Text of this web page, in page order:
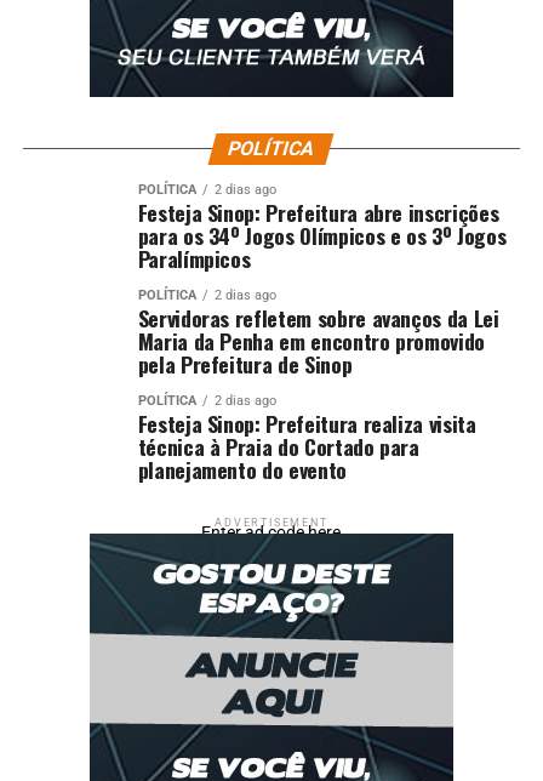
POLÍTICA
POLÍTICA 2 dias ago
Festeja Sinop: Prefeitura abre inscrições
para os 34º Jogos Olímpicos e os 3º Jogos
Paralímpicos
POLÍTICA 2 dias ago
Servidoras refletem sobre avanços da Lei
Maria da Penha em encontro promovido
pela Prefeitura de Sinop
POLÍTICA 2 dias ago
Festeja Sinop: Prefeitura realiza visita
técnica à Praia do Cortado para
planejamento do evento
ADVERTISEMENT
Enter ad code here